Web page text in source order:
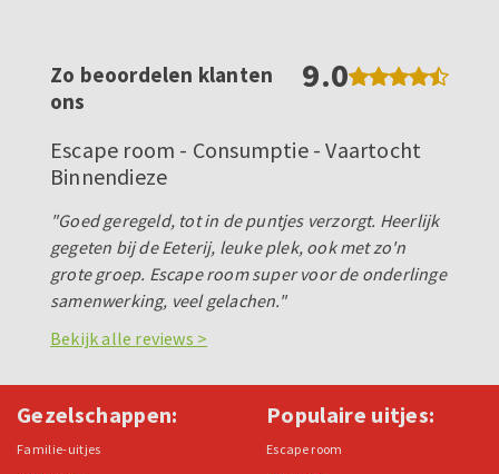
Zo beoordelen klanten
ons
9.0
Escape room - Consumptie - Vaartocht
Binnendieze
"Goed geregeld, tot in de puntjes verzorgt. Heerlijk
gegeten bij de Eeterij, leuke plek, ook met zo'n
grote groep. Escape room super voor de onderlinge
samenwerking, veel gelachen."
Bekijk alle reviews >
Gezelschappen:
Familie-uitjes
Populaire uitjes:
Escape room